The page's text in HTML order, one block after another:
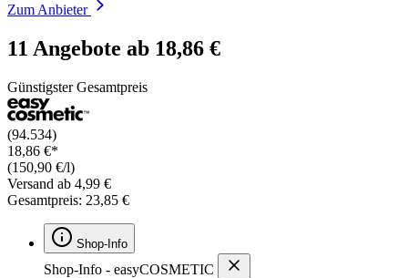
Zum Anbieter
11 Angebote ab 18,86 €
Günstigster Gesamtpreis
(94.534)
18,86 €*
(150,90 €/l)
Versand ab 4,99 €
Gesamtpreis: 23,85 €
Shop-Info
Shop-Info - easyCOSMETIC